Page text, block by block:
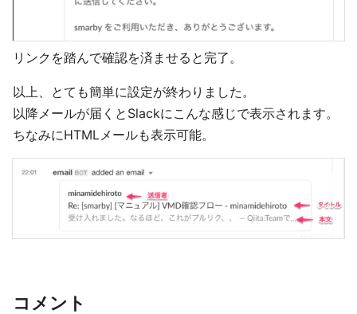
リンクを踏んで確認を済ませると完了。
以上、とても簡単に設定が終わりました。
以降メールが届くとSlackにこんな感じで表示されます。
ちなみにHTMLメールも表示可能。
コメント